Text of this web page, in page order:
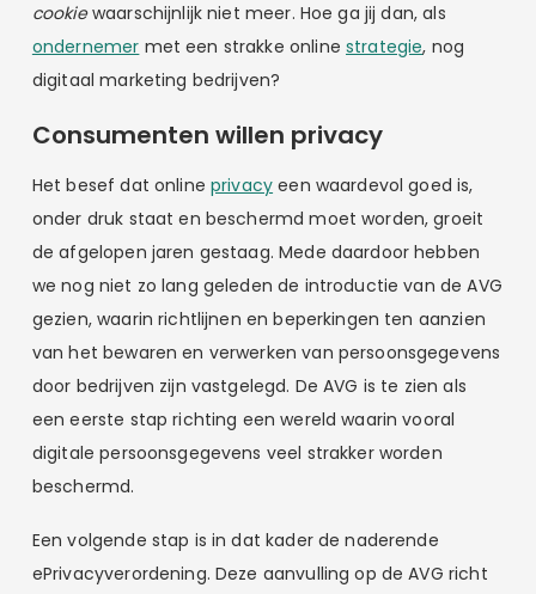
cookiewaarschijnlijk niet meer. Hoe ga jij dan, als
ondernemer met een strakke online strategie, nog
digitaal marketing bedrijven?
Consumenten willen privacy
Het besef dat onlineprivacy een waardevol goed is,
onder druk staat en beschermd moet worden, groeit
de afgelopen jaren gestaag. Mede daardoor hebben
we nog niet zo lang geleden de introductie van de AVG
gezien, waarin richtlijnen en beperkingen ten aanzien
van het bewaren en verwerken van persoonsgegevens
door bedrijven zijn vastgelegd. De AVG is te zien als
een eerste stap richting een wereld waarin vooral
digitale persoonsgegevens veel strakker worden
beschermd.
Een volgende stap is in dat kader de naderende
ePrivacyverordening. Deze aanvulling op de AVG richt